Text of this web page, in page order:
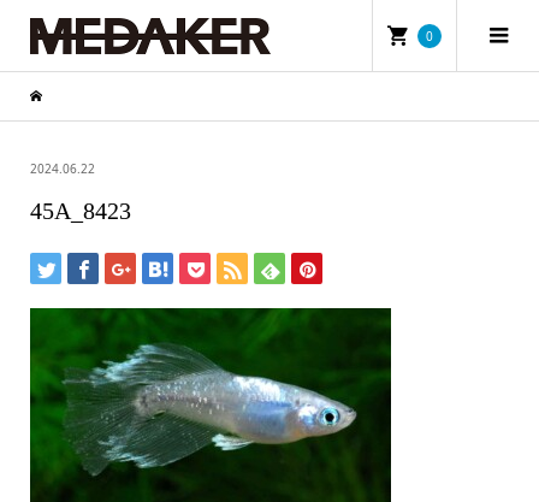
0
2024.06.22
45A_8423